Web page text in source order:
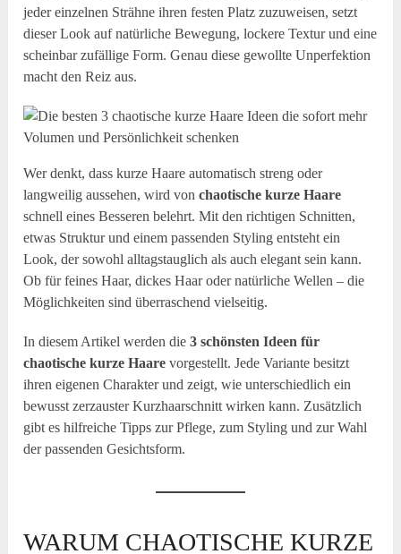
jeder einzelnen Strähne ihren festen Platz zuzuweisen, setzt
dieser Look auf natürliche Bewegung, lockere Textur und eine
scheinbar zufällige Form. Genau diese gewollte Unperfektion
macht den Reiz aus.
Wer denkt, dass kurze Haare automatisch streng oder
langweilig aussehen, wird vonchaotische kurze Haare
schnell eines Besseren belehrt. Mit den richtigen Schnitten,
etwas Struktur und einem passenden Styling entsteht ein
Look, der sowohl alltagstauglich als auch elegant sein kann.
Ob für feines Haar, dickes Haar oder natürliche Wellen – die
Möglichkeiten sind überraschend vielseitig.
In diesem Artikel werden die3 schönsten Ideen für
chaotische kurze Haare vorgestellt. Jede Variante besitzt
ihren eigenen Charakter und zeigt, wie unterschiedlich ein
bewusst zerzauster Kurzhaarschnitt wirken kann. Zusätzlich
gibt es hilfreiche Tipps zur Pflege, zum Styling und zur Wahl
der passenden Gesichtsform.
WARUM CHAOTISCHE KURZE